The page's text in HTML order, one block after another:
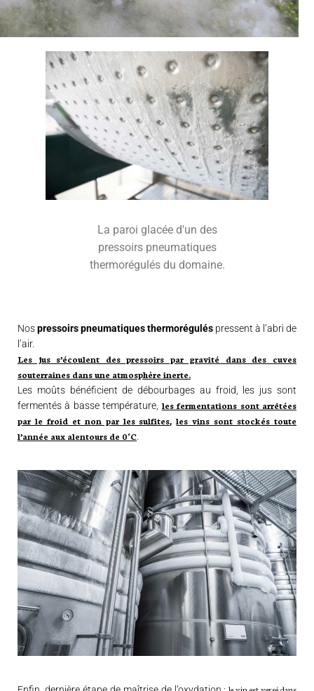
La paroi glacée d'un des
pressoirs pneumatiques
thermorégulés du domaine.
Nospressoirs pneumatiques thermorégulés pressent à l’abri de
l’air.
Les jus s’écoulent des pressoirs par gravité dans des cuves
souterraines dans une atmosphère inerte.
Les moûts bénéficient de débourbages au froid, les jus sont
fermentés à basse température, les fermentations sont arrêtées
par le froid et non par les sulfites,les vins sont stockés toute
l’année aux alentours de 0°C